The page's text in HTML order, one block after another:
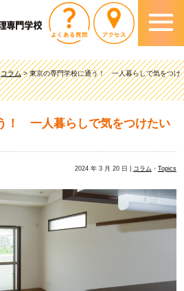
コラム>東京の専門学校に通う！ 一人暮らしで気をつけ
！ 一人暮らしで気をつけたい
2024 年 3 月 20 日 | コラム ・ Topics